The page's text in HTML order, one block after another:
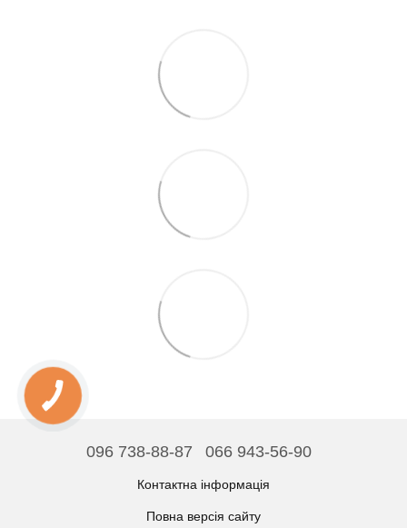
096 738-88-87 066 943-56-90
Контактна інформація
Повна версія сайту